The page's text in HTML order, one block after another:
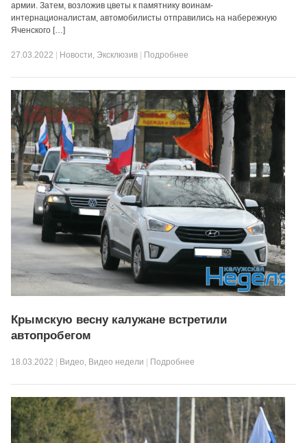
армии. Затем, возложив цветы к памятнику воинам-
интернационалистам, автомобилисты отправились на набережную
Яченского […]
27.03.2022 Новости, Эксклюзив Подробнее
Крымскую весну калужане встретили
автопробегом
18.03.2022 Видео, Видео недели Подробнее